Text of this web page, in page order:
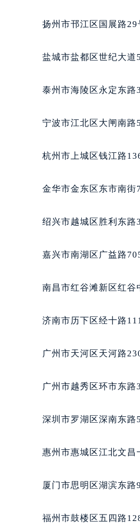
扬州市邗江区国展路29
盐城市盐都区世纪大道
泰州市海陵区永定东路
宁波市江北区大闸南路
杭州市上城区钱江路
金华市金东区东市南街
绍兴市越城区胜利东路
嘉兴市南湖区广益路
南昌市红谷滩新区红谷
济南市历下区经十路
广州市天河区天河路
广州市越秀区环市东
深圳市罗湖区深南东路
惠州市惠城区江北文昌
厦门市思明区湖滨东路
福州市鼓楼区五四路